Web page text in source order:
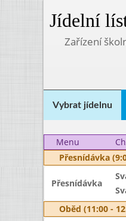
Jídelní
Zařízení
Vybrat jídelnu
Menu
Přesnídávka
Přesnídávka
Oběd (11:00 -